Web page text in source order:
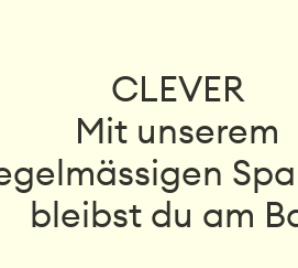
CLEVER
Mit unserem
bleibst du am